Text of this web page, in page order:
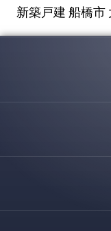
新築戸建 船橋市